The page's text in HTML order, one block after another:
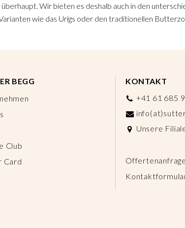
Wir bieten es deshalb auch in den
wie das Urigs oder den traditionellen
BEGG
Club
Card
KONTAKT
+41 61 685
Unsere